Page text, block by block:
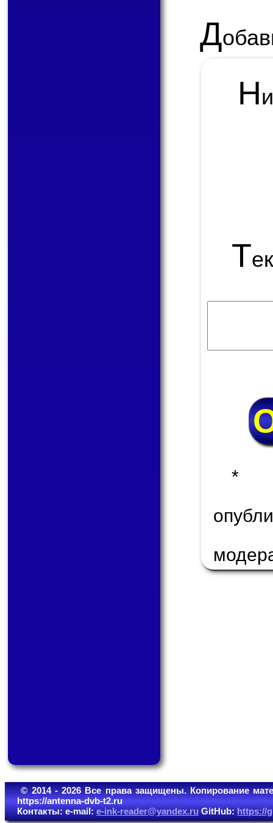
Д
Н
Т
*
© 2014 - 2026 Все права защищены. Копирование
https://antenna-dvb-t2.ru
Контакты: e-mail:e-ink-reader@yandex.ruGitHub:https://